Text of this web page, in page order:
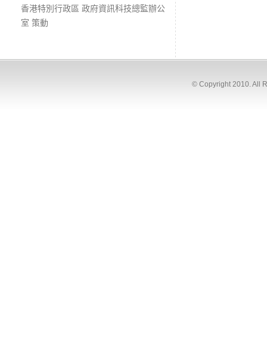
香港特別行政區 政府資訊科技總監辦公
室 策動
© Copyright 2010. All